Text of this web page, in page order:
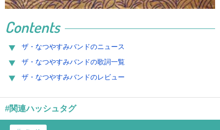
Contents
ザ・なつやすみバンドのニュース
ザ・なつやすみバンドの歌詞一覧
ザ・なつやすみバンドのレビュー
#関連ハッシュタグ